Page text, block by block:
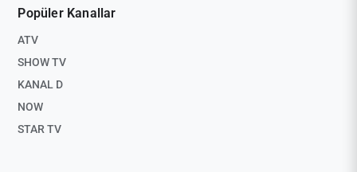
Popüler Kanallar
ATV
SHOW TV
KANAL D
NOW
STAR TV